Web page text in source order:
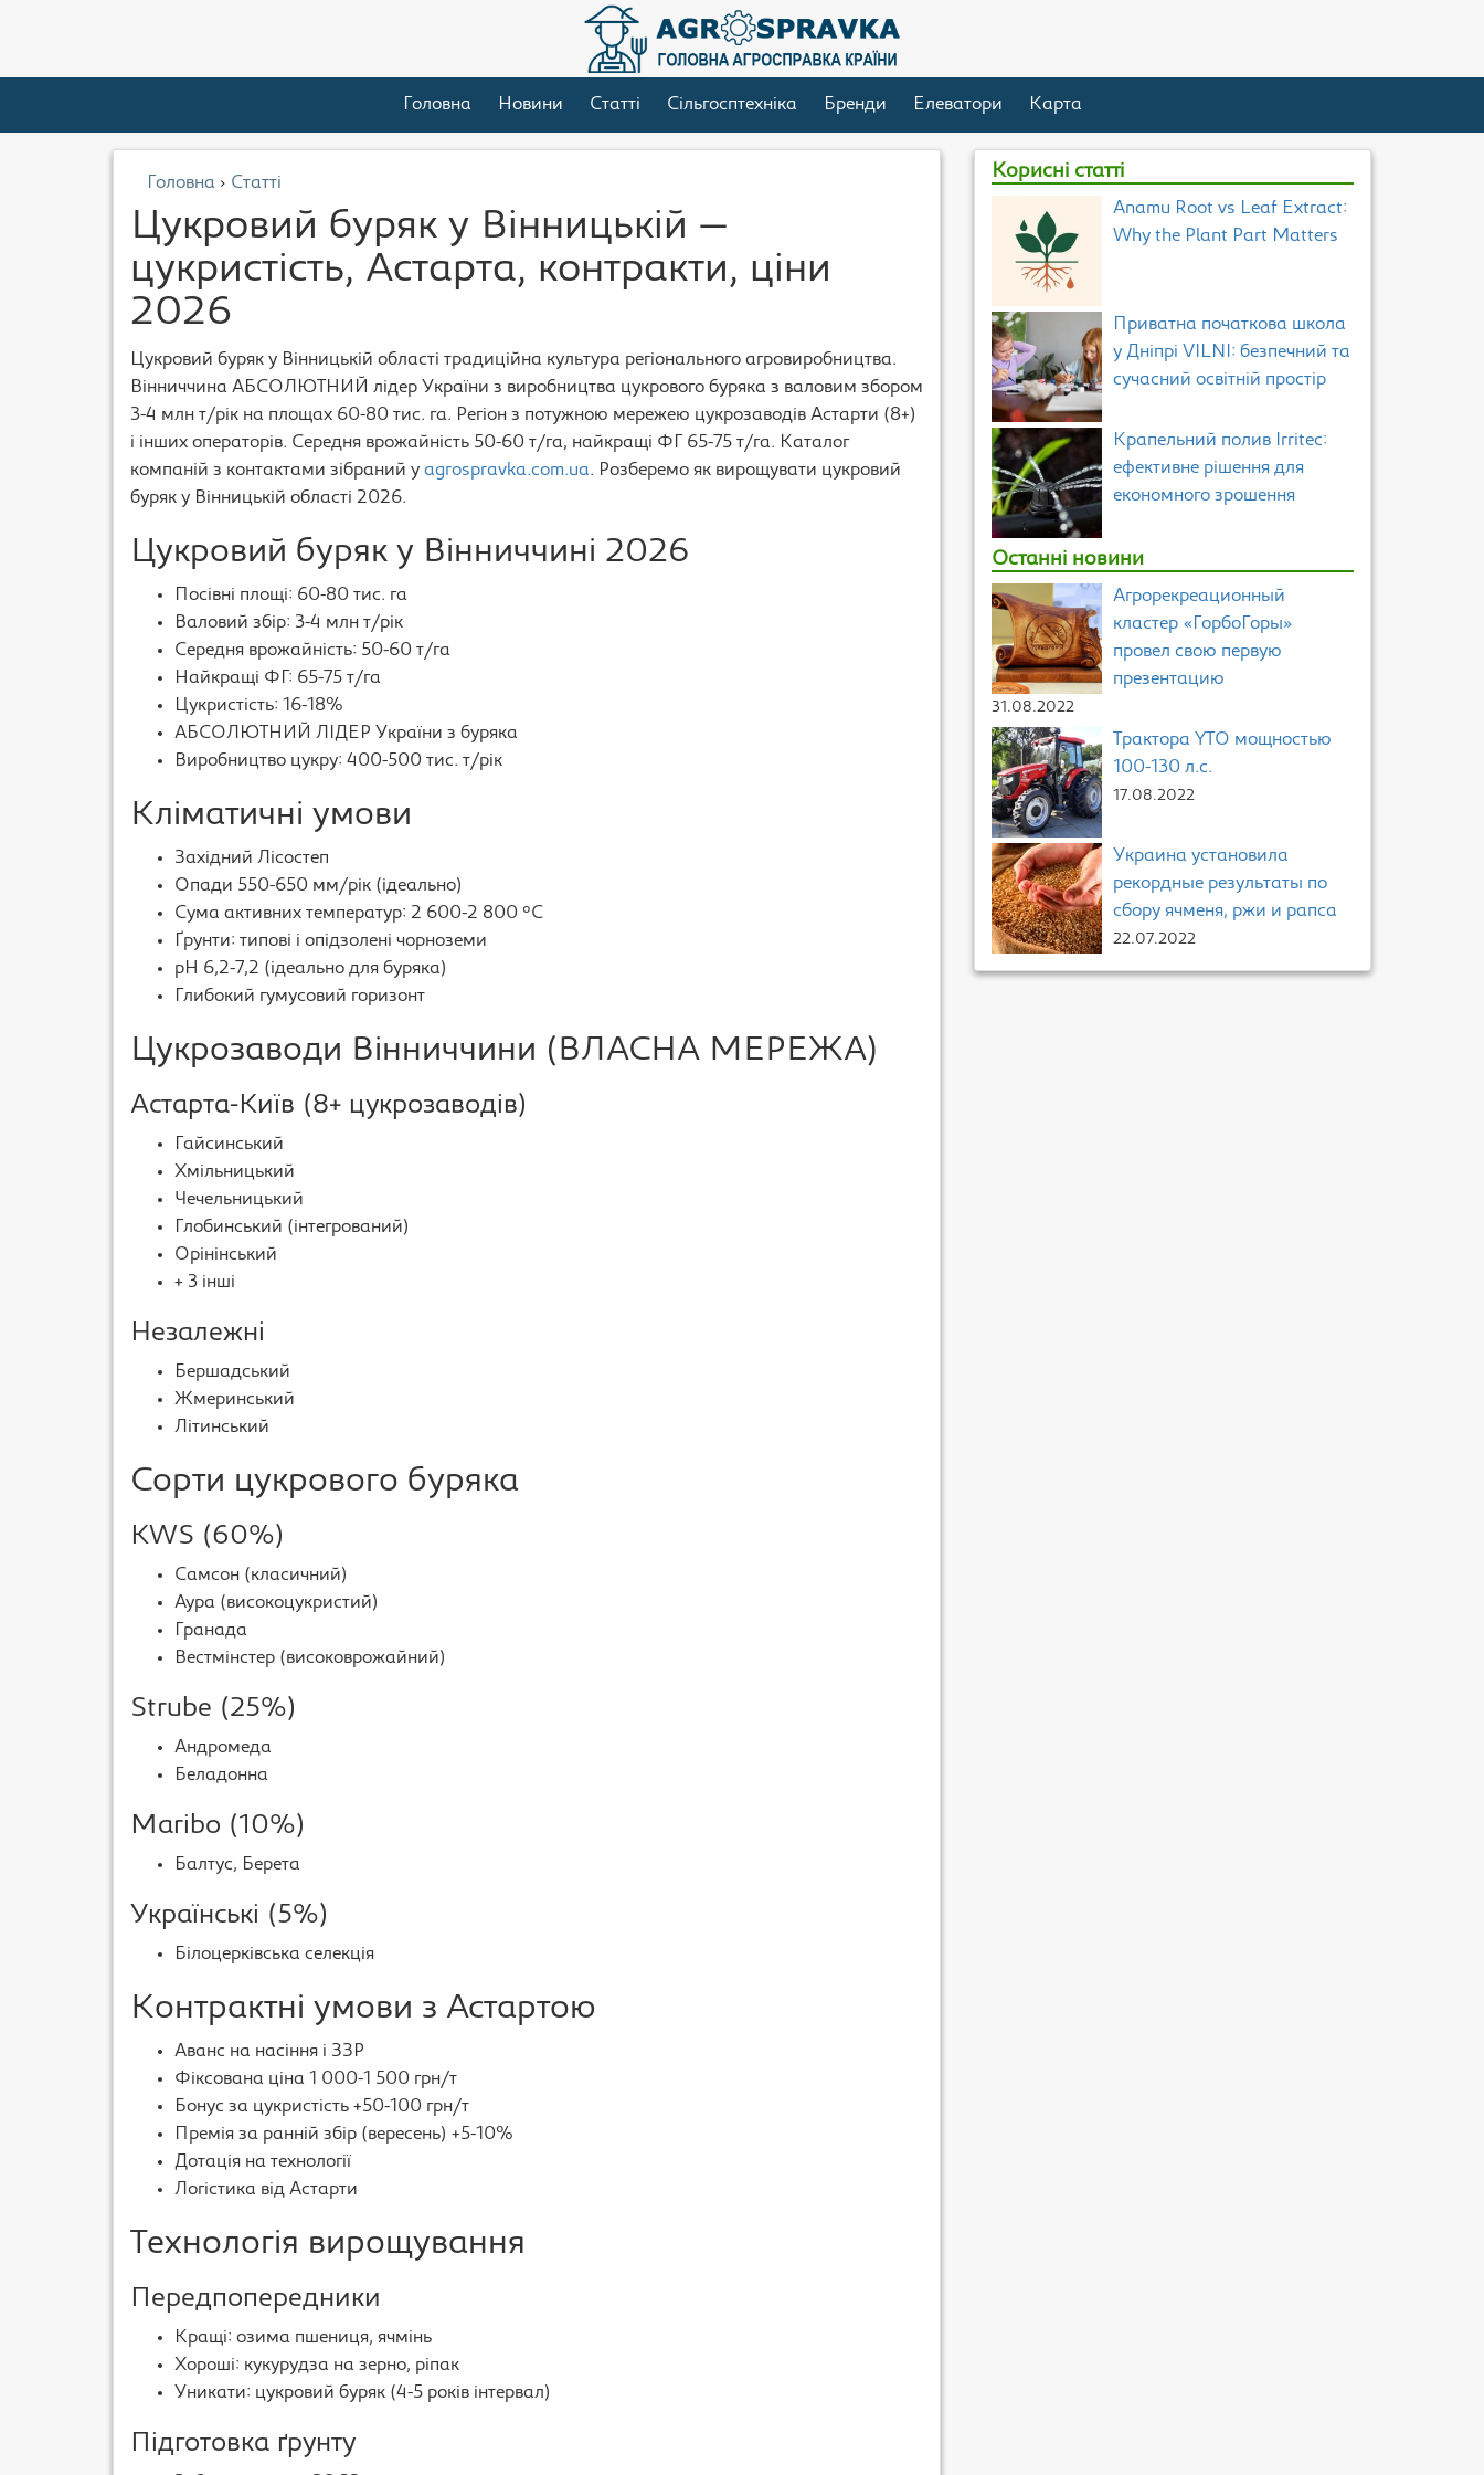
Головна Новини Статті Сільгосптехніка Бренди Елеватори Карта
Головна › Статті
Цукровий буряк у Вінницькій —
цукристість, Астарта, контракти, ціни
2026
Цукровий буряк у Вінницькій області традиційна культура регіонального агровиробництва.
Вінниччина АБСОЛЮТНИЙ лідер України з виробництва цукрового буряка з валовим збором
3-4 млн т/рік на площах 60-80 тис. га. Регіон з потужною мережею цукрозаводів Астарти (8+)
і інших операторів. Середня врожайність 50-60 т/га, найкращі ФГ 65-75 т/га. Каталог
компаній з контактами зібраний у agrospravka.com.ua. Розберемо як вирощувати цукровий
буряк у Вінницькій області 2026.
Цукровий буряк у Вінниччині 2026
Посівні площі: 60-80 тис. га
Валовий збір: 3-4 млн т/рік
Середня врожайність: 50-60 т/га
Найкращі ФГ: 65-75 т/га
Цукристість: 16-18%
АБСОЛЮТНИЙ ЛІДЕР України з буряка
Виробництво цукру: 400-500 тис. т/рік
Кліматичні умови
Західний Лісостеп
Опади 550-650 мм/рік (ідеально)
Сума активних температур: 2 600-2 800 °C
Ґрунти: типові і опідзолені чорноземи
pH 6,2-7,2 (ідеально для буряка)
Глибокий гумусовий горизонт
Цукрозаводи Вінниччини (ВЛАСНА МЕРЕЖА)
Астарта-Київ (8+ цукрозаводів)
Гайсинський
Хмільницький
Чечельницький
Глобинський (інтегрований)
Орінінський
+ 3 інші
Незалежні
Бершадський
Жмеринський
Літинський
Сорти цукрового буряка
KWS (60%)
Самсон (класичний)
Аура (високоцукристий)
Гранада
Вестмінстер (високоврожайний)
Strube (25%)
Андромеда
Беладонна
Maribo (10%)
Балтус, Берета
Українські (5%)
Білоцерківська селекція
Контрактні умови з Астартою
Аванс на насіння і ЗЗР
Фіксована ціна 1 000-1 500 грн/т
Бонус за цукристість +50-100 грн/т
Премія за ранній збір (вересень) +5-10%
Дотація на технології
Логістика від Астарти
Технологія вирощування
Передпопередники
Кращі: озима пшениця, ячмінь
Хороші: кукурудза на зерно, ріпак
Уникати: цукровий буряк (4-5 років інтервал)
Підготовка ґрунту
Корисні статті
Anamu Root vs Leaf Extract:
Why the Plant Part Matters
Приватна початкова школа
у Дніпрі VILNI: безпечний та
сучасний освітній простір
Крапельний полив Irritec:
ефективне рішення для
економного зрошення
Останні новини
Агрорекреационный
кластер «ГорбоГоры»
провел свою первую
презентацию
31.08.2022
Трактора YTO мощностью
100-130 л.с.
17.08.2022
Украина установила
рекордные результаты по
сбору ячменя, ржи и рапса
22.07.2022